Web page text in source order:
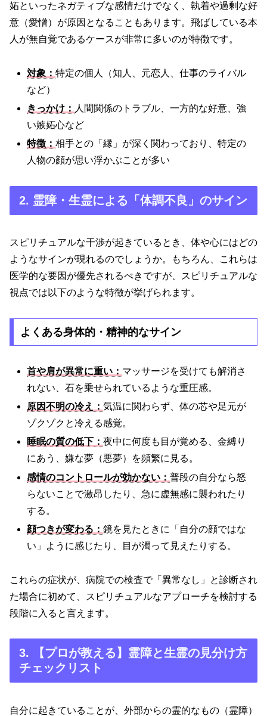
妬といったネガティブな感情だけでなく、執着や過剰な好
意（愛憎）が原因となることもあります。飛ばしている本
人が無自覚であるケースが非常に多いのが特徴です。
対象：特定の個人（知人、元恋人、仕事のライバル
など）
きっかけ： 人間関係のトラブル、一方的な好意、強
い嫉妬心など
特徴：相手との「縁」が深く関わっており、特定の
人物の顔が思い浮かぶことが多い
2. 霊障・生霊による「体調不良」のサイン
スピリチュアルな干渉が起きているとき、体や心にはどの
ようなサインが現れるのでしょうか。もちろん、これらは
医学的な要因が優先されるべきですが、スピリチュアルな
視点では以下のような特徴が挙げられます。
よくある身体的・精神的なサイン
首や肩が異常に重い： マッサージを受けても解消さ
れない、石を乗せられているような重圧感。
原因不明の冷え：気温に関わらず、体の芯や足元が
ゾクゾクと冷える感覚。
睡眠の質の低下：夜中に何度も目が覚める、金縛り
にあう、嫌な夢（悪夢）を頻繁に見る。
感情のコントロールが効かない：普段の自分なら怒
らないことで激昂したり、急に虚無感に襲われたり
する。
顔つきが変わる：鏡を見たときに「自分の顔ではな
い」ように感じたり、目が濁って見えたりする。
これらの症状が、病院での検査で「異常なし」と診断され
た場合に初めて、スピリチュアルなアプローチを検討する
段階に入ると言えます。
3. 【プロが教える】霊障と生霊の見分け方
チェックリスト
自分に起きていることが、外部からの霊的なもの（霊障）